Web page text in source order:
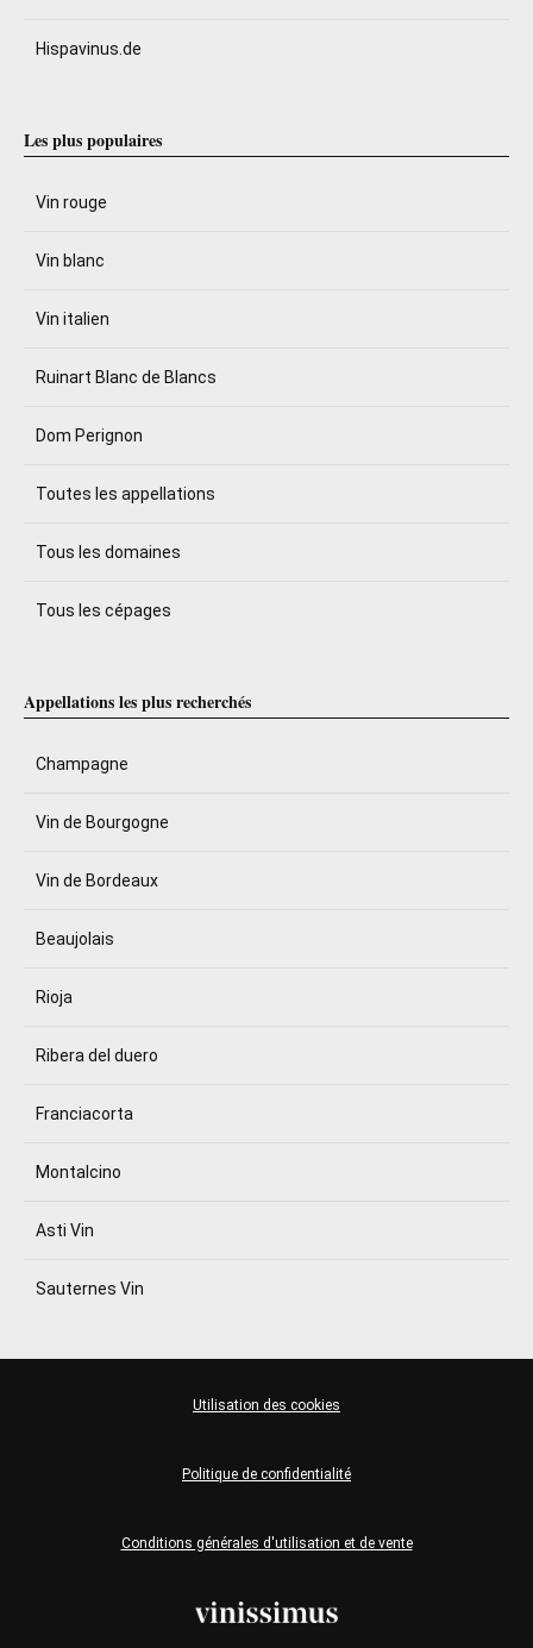
Hispavinus.de
Les plus populaires
Vin rouge
Vin blanc
Vin italien
Ruinart Blanc de Blancs
Dom Perignon
Toutes les appellations
Tous les domaines
Tous les cépages
Appellations les plus recherchés
Champagne
Vin de Bourgogne
Vin de Bordeaux
Beaujolais
Rioja
Ribera del duero
Franciacorta
Montalcino
Asti Vin
Sauternes Vin
Conditions générales d'utilisation et de vente
Politique de confidentialité
Utilisation des cookies